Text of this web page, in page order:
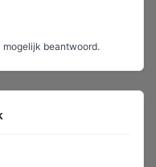
beantwoord.